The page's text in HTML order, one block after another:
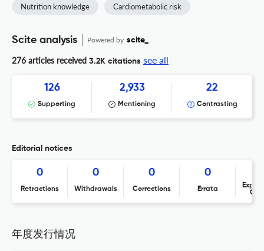
Nutrition knowledge Cardiometabolic risk
Scite analysis Powered by scite_
276 articles received 3.2K citations see all
126
Supporting
2,933
Mentioning
22
Contrasting
Editorial notices
0
Retractions
0
Withdrawals
0
Corrections
0
Errata
年度发行情况